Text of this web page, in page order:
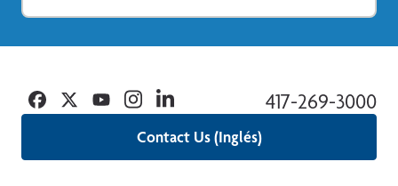
Contact Us (Inglés)
417-269-3000
Facebook
TwitterYouTubeInstagramLinkedin